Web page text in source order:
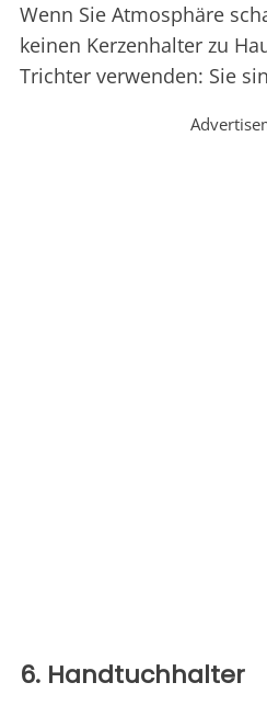
Wenn Sie Atmosphäre
keinen Kerzenhalter zu
Trichter verwenden: Sie
6. Handtuchhalter